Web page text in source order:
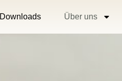
Downloads Über uns